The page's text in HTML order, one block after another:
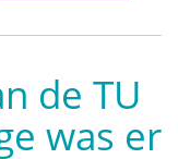
de TU
was er